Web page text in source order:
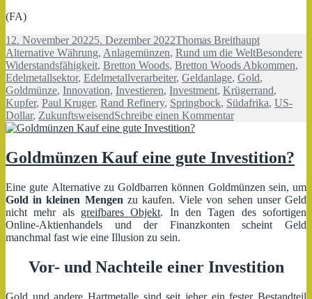
(FA)
Veröffentlicht
am
12. November 20225. Dezember 2022Autor
Thomas BreithauptKategorien
Alternative Währung, Anlagemünzen, Rund um die WeltBesondere
Widerstandsfähigkeit, Bretton Woods, Bretton Woods Abkommen,
Edelmetallsektor, Edelmetallverarbeiter, Geldanlage, Gold,
Goldmünze, Innovation, Investieren, Investment, Krügerrand,
Kupfer, Paul Kruger, Rand Refinery, Springbock, Südafrika, US-
Dollar, ZukunftsweisendSchreibe einen Kommentarzu
Refinery
–
Goldmünzen
Goldmünzen Kauf eine gute Investition?
Eine gute Alternative zu Goldbarren können Goldmünzen sein, um
Gold in kleinen Mengen zu kaufen. Viele von sehen unser Geld
nicht mehr als greifbares Objekt. In den Tagen des sofortigen
Online-Aktienhandels und der Finanzkonten scheint Geld
manchmal fast wie eine Illusion zu sein.
Vor- und Nachteile einer Investition
Gold und andere Hartmetalle sind seit jeher ein fester Bestandteil